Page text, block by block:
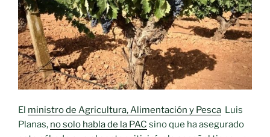
El ministro de Agricultura, Alimentación y Pesca Luis
Planas, no solo habla de la PAC sino que ha asegurado